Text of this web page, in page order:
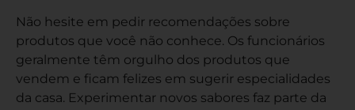
Não hesite em pedir recomendações sobre
produtos que você não conhece. Os funcionários
geralmente têm orgulho dos produtos que
vendem e ficam felizes em sugerir especialidades
da casa. Experimentar novos sabores faz parte da